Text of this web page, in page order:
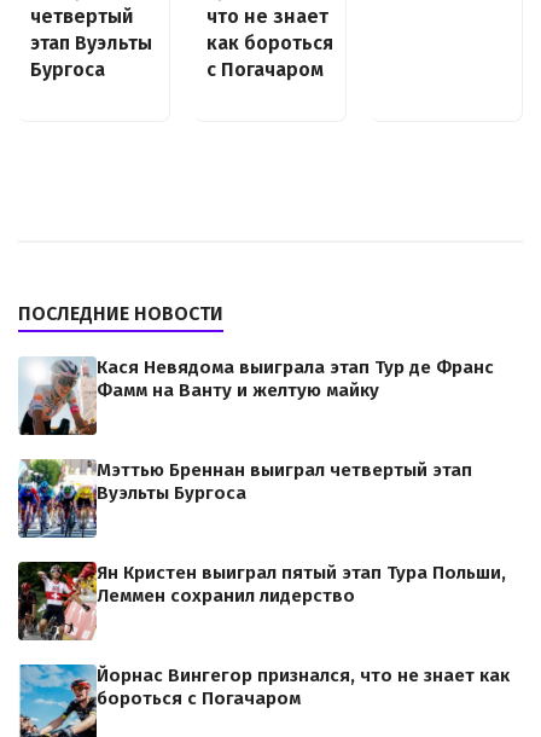
четвертый
этап Вуэльты
Бургоса
что не знает
как бороться
с Погачаром
ПОСЛЕДНИЕ НОВОСТИ
Кася Невядома выиграла этап Тур де Франс
Фамм на Ванту и желтую майку
Мэттью Бреннан выиграл четвертый этап
Вуэльты Бургоса
Ян Кристен выиграл пятый этап Тура Польши,
Леммен сохранил лидерство
Йорнас Вингегор признался, что не знает как
бороться с Погачаром